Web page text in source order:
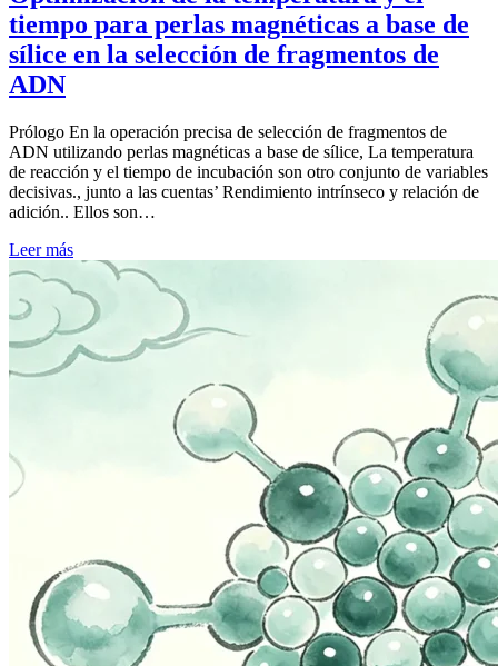
tiempo para perlas magnéticas a base de
sílice en la selección de fragmentos de
ADN
Prólogo En la operación precisa de selección de fragmentos de
ADN utilizando perlas magnéticas a base de sílice, La temperatura
de reacción y el tiempo de incubación son otro conjunto de variables
decisivas., junto a las cuentas’ Rendimiento intrínseco y relación de
adición.. Ellos son…
Leer más